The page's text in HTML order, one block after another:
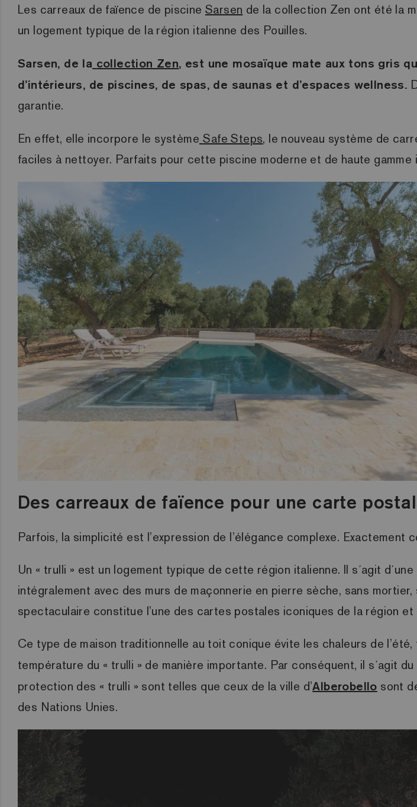
Les carreaux de faïence de piscine Sarsen de la collection Zen ont été la
un logement typique de la région italienne des Pouilles.
Sarsen, de la collection Zen, est une mosaïque mate aux tons gris
d’intérieurs, de piscines, de spas, de saunas et d’espaces wellness.
garantie.
En effet, elle incorpore le système Safe Steps, le nouveau système de
faciles à nettoyer. Parfaits pour cette piscine moderne et de haute gamme
Des carreaux de faïence pour une carte
Parfois, la simplicité est l’expression de l’élégance complexe. Exactement
Un « trulli » est un logement typique de cette région italienne. Il s´agit
intégralement avec des murs de maçonnerie en pierre sèche, sans
spectaculaire constitue l’une des cartes postales iconiques de la région
Ce type de maison traditionnelle au toit conique évite les chaleurs de
température du « trulli » de manière importante. Par conséquent, il s´agit
protection des « trulli » sont telles que ceux de la ville d’Alberobello sont
des Nations Unies.